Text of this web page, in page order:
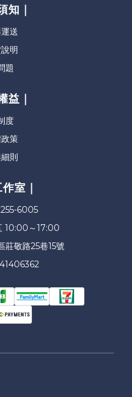
知｜
送
明
題
益｜
度
策
則
室｜
6005
10:00～17:00
莊敬路25巷15號